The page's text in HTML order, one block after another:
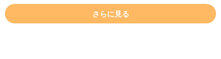
さらに見る